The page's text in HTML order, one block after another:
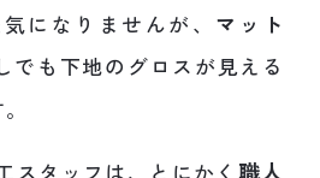
になりませんが、 マット
でも下地のグロスが見える
スタッフは、とにかく 職人